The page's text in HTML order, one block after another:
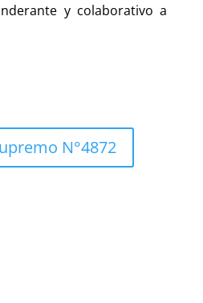
y colaborativo a
N°4872